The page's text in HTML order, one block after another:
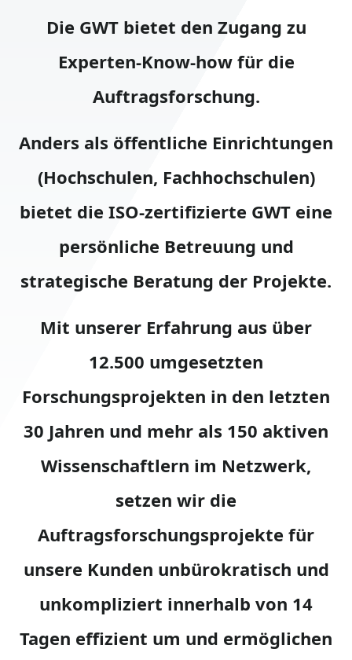
Die GWT bietet den Zugang zu
Experten-Know-how für die
Auftragsforschung.
Anders als öffentliche Einrichtungen
(Hochschulen, Fachhochschulen)
bietet die ISO-zertifizierte GWT eine
persönliche Betreuung und
strategische Beratung der Projekte.
Mit unserer Erfahrung aus über
12.500 umgesetzten
Forschungsprojekten in den letzten
30 Jahren und mehr als 150 aktiven
Wissenschaftlern im Netzwerk,
setzen wir die
Auftragsforschungsprojekte für
unsere Kunden unbürokratisch und
unkompliziert innerhalb von 14
Tagen effizient um und ermöglichen